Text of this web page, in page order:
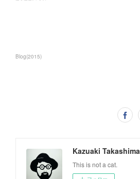
Blog(2015)
Kazuaki Takashima
This is not a cat.